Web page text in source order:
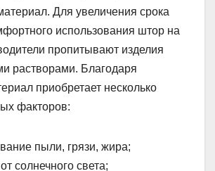
Для увеличения срока
использования штор на
пропитывают изделия
растворами. Благодаря
приобретает несколько
факторов:
пыли, грязи, жира;
солнечного света;